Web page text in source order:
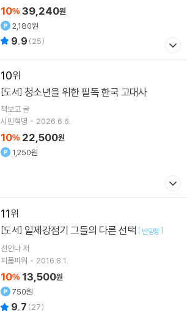
10% 39,240원
2,180원
9.9 (25)
10
[도서] 청소년을 위한 필독 한국 고대사
책보고 글
시민혁명
2026.6.6.
10% 22,500원
1,250원
11
[도서] 일제강점기 그들의 다른 선택 [ 반양장]
선안나저
피플파워
2016.8.1.
10% 13,500원
750원
9.7 (27)